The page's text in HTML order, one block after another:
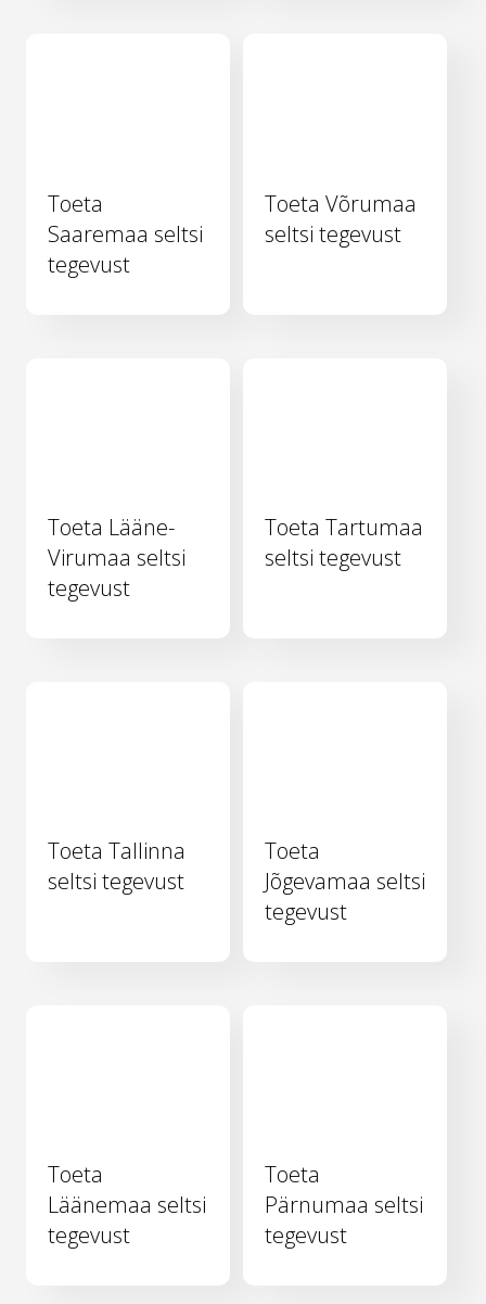
Toeta
Saaremaa seltsi
tegevust
Toeta Võrumaa
seltsi tegevust
Toeta Lääne-
Virumaa seltsi
tegevust
Toeta Tartumaa
seltsi tegevust
Toeta Tallinna
seltsi tegevust
Toeta
Jõgevamaa seltsi
tegevust
Toeta
Läänemaa seltsi
tegevust
Toeta
Pärnumaa seltsi
tegevust